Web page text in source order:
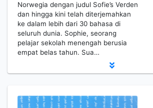
Norwegia dengan judul So­fie’s Verden
dan hingga kini telah diterjemahkan
ke dalam lebih dari 30 bahasa di
seluruh dunia. Sophie, seorang
pelajar sekolah menengah berusia
empat belas tahun. Sua…